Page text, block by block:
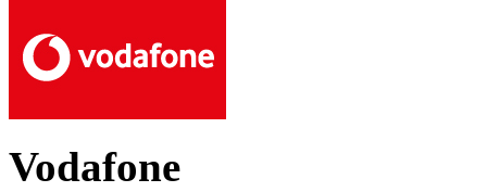
Vodafone